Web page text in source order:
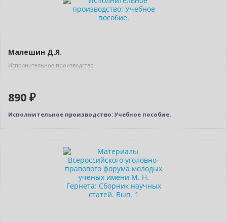
Малешин Д.Я.
Исполнительное производство
890 ₽
Исполнительное производство: Учебное пособие.